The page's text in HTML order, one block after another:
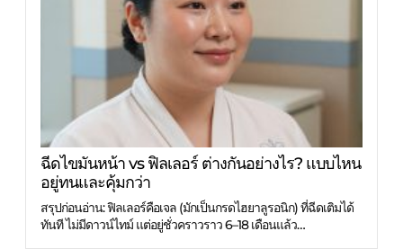
ฉีดไขมันหน้า vs ฟิลเลอร์ ต่างกันอย่างไร? แบบไหน
อยู่ทนและคุ้มกว่า
สรุปก่อนอ่าน: ฟิลเลอร์คือเจล (มักเป็นกรดไฮยาลูรอนิก) ที่ฉีดเติมได้
ทันที ไม่มีดาวน์ไทม์ แต่อยู่ชั่วคราวราว 6–18 เดือนแล้ว…